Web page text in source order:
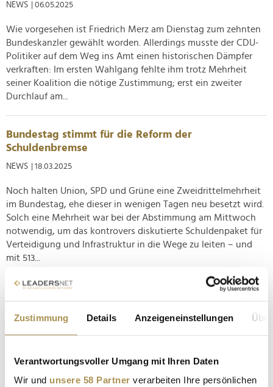
Zustimmung Details Anzeigeneinstellungen
Verantwortungsvoller Umgang mit Ihren Daten
Wir und unsere 58 Partner verarbeiten Ihre persönlichen
NEWS | 06.05.2025
Wie vorgesehen ist Friedrich Merz am Dienstag zum zehnten
Bundeskanzler gewählt worden. Allerdings musste der CDU-
Politiker auf dem Weg ins Amt einen historischen Dämpfer
verkraften: Im ersten Wahlgang fehlte ihm trotz Mehrheit
seiner Koalition die nötige Zustimmung; erst ein zweiter
Durchlauf am...
Bundestag stimmt für die Reform der
Schuldenbremse
NEWS | 18.03.2025
Noch halten Union, SPD und Grüne eine Zweidrittelmehrheit
im Bundestag, ehe dieser in wenigen Tagen neu besetzt wird.
Solch eine Mehrheit war bei der Abstimmung am Mittwoch
notwendig, um das kontrovers diskutierte Schuldenpaket für
Verteidigung und Infrastruktur in die Wege zu leiten – und
mit 513...
Vorsprung vor der zweitplatzierten AfD hat die Union bei der
Bundestagswahl 2025 die meisten Stimmen gesammelt. Der